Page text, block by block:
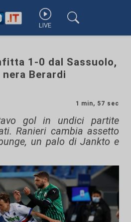
LIVE
1-0 dal Sassuolo,
Berardi
1 min, 57 sec
gol in undici partite
Ranieri cambia assetto
un palo di Jankto e